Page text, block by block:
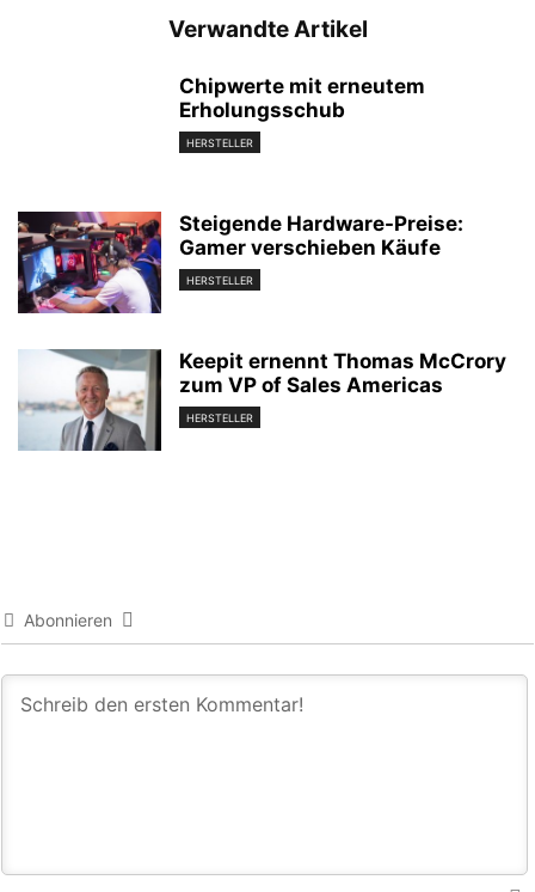
Verwandte Artikel
Chipwerte mit erneutem
Erholungsschub
HERSTELLER
Steigende Hardware-Preise:
Gamer verschieben Käufe
HERSTELLER
Keepit ernennt Thomas McCrory
zum VP of Sales Americas
HERSTELLER
Abonnieren